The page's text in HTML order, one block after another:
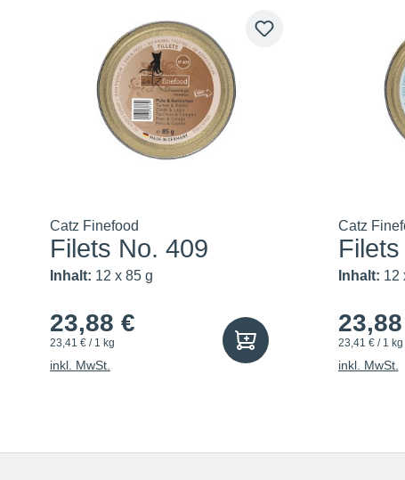
Catz Finefood
Filets No. 409
Inhalt: 12 x 85 g
23,88 €
23,41 € / 1 kg
inkl. MwSt.
Catz
Inhalt: 12
23,41 € / 1 kg
inkl. MwSt.